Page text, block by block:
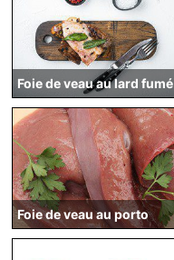
Foie de veau au lard fumé
Foie de veau au porto